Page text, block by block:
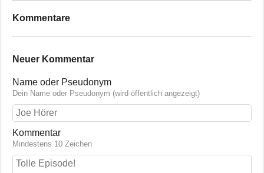
Kommentare
Neuer Kommentar
Name oder Pseudonym
Dein Name oder Pseudonym (wird öffentlich angezeigt)
Kommentar
Mindestens 10 Zeichen